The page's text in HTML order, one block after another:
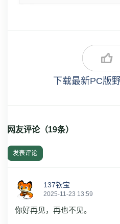
下载最新PC版
网友评论（19条）
发表评论
137钦宝
2025-11-23 13:59
你好再见，再也不见。